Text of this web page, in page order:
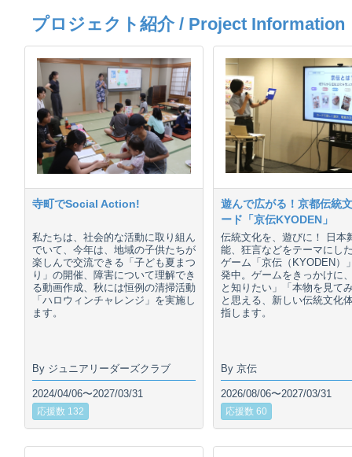
プロジェクト紹介 / Project Information
寺町でSocial Action!
私たちは、社会的な活動に取り組ん
でいて、今年は、地域の子供たちが
楽しんで交流できる「子ども夏まつ
り」の開催、障害について理解でき
る動画作成、秋には恒例の清掃活動
「ハロウィンチャレンジ」を実施し
ます。
By ジュニアリーダーズクラブ
2024/04/06〜2027/03/31
応援数 132
遊んで広がる！京都伝統
ード「京伝KYODEN」
伝統文化を、遊びに！ 日本
能、狂言などをテーマにし
ゲーム「京伝（KYODEN）
発中。ゲームをきっかけに
と知りたい」「本物を見て
と思える、新しい伝統文化
指します。
By 京伝
2026/08/06〜2027/03/31
応援数 60